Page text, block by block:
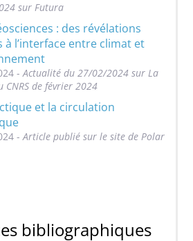
sur Futura
: des révélations
à l’interface entre climat et
- Actualité du 27/02/2024 sur La
CNRS de février 2024
et la circulation
- Article publié sur le site de Polar
bibliographiques